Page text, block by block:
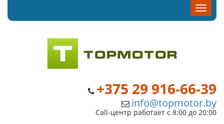
+375 29 916-66-39
info@topmotor.by
Call-центр работает с 8:00 до 20:00